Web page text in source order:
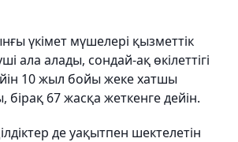
үкімет мүшелері қызметтік
ала алады, сондай-ақ өкілеттігі
10 жыл бойы жеке хатшы
бірақ 67 жасқа жеткенге дейін.
де уақытпен шектелетін